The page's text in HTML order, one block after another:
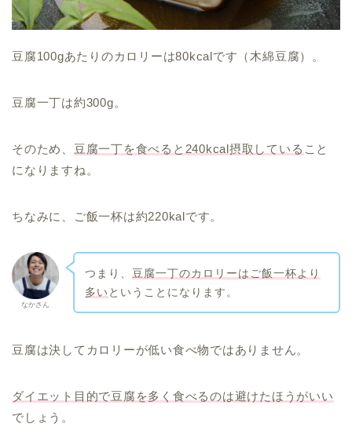
豆腐100gあたりのカロリーは80kcalです（木綿豆腐）。
豆腐一丁は約300g。
そのため、 豆腐一丁を食べると240kcal摂取している こと
になりますね。
ちなみに、ご飯一杯は約220kalです。
なかさん
つまり、 豆腐一丁のカロリーはご飯一杯より
多い ということになります。
豆腐は決してカロリーが低い食べ物ではありません。
ダイエット目的で豆腐を多く食べるのは避けたほうがいい
でしょう。